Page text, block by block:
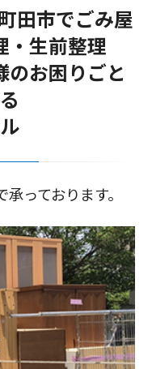
付けください。
せ下さい
田市でごみ屋
・生前整理
のお困りごと
っております。